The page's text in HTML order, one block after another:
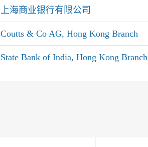
上海商业银行有限公司
Coutts & Co AG, Hong Kong Branch
State Bank of India, Hong Kong Branch